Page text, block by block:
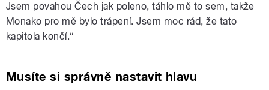
Jsem povahou Čech jak poleno, táhlo mě to sem, takže
Monako pro mě bylo trápení. Jsem moc rád, že tato
kapitola končí.“
Musíte si správně nastavit hlavu